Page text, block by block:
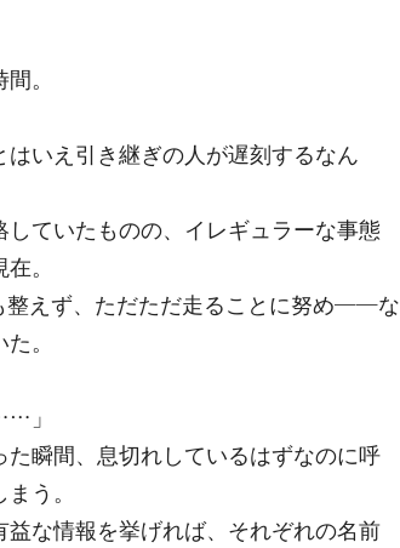
。
いえ引き継ぎの人が遅刻するなん
していたものの、イレギュラーな事態
。
整えず、ただただ走ることに努め——な
。
」
瞬間、息切れしているはずなのに呼
う。
な情報を挙げれば、それぞれの名前